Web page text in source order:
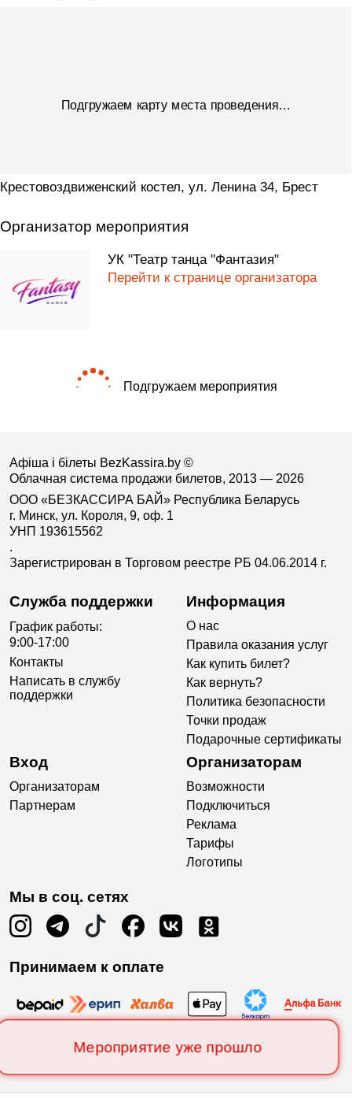
Мероприятие уже прошло
Подгружаем карту места проведения...
Крестовоздвиженский костел, ул. Ленина 34, Брест
Организатор мероприятия
УК "Театр танца "Фантазия"
Перейти к странице организатора
Подгружаем мероприятия
Афіша і білеты BezKassira.by ©
Облачная система продажи билетов, 2013 — 2026
ООО «БЕЗКАССИРА БАЙ» Республика Беларусь
г. Минск, ул. Короля, 9, оф. 1
УНП 193615562
.
Зарегистрирован в Торговом реестре РБ 04.06.2014 г.
Служба поддержки
График работы:
9:00-17:00
Контакты
Написать в службу
поддержки
Информация
О нас
Правила оказания услуг
Как купить билет?
Как вернуть?
Политика безопасности
Точки продаж
Подарочные сертификаты
Вход
Организаторам
Партнерам
Организаторам
Возможности
Подключиться
Реклама
Тарифы
Логотипы
Мы в соц. сетях
Принимаем к оплате